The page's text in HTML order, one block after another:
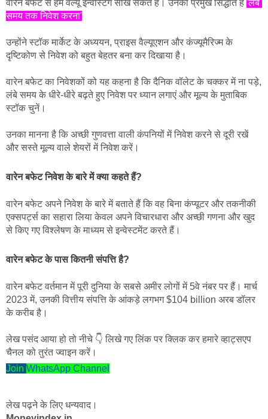
वारेन बफेट से हम वैल्यू इन्वेस्टिंग सीख सकते हैं। उनका प्रमुख सिद्धांत है 'लंबे
समय तक निवेश करना'
उन्होंने स्टॉक मार्केट के अध्ययन, प्राइस वैल्यूएशन और कंज्यूमैरिज्म के
दृष्टिकोण से निवेश को बहुत बेहतर बना कर दिखाया है।
वारेन बफेट का निवेशकों को यह कहना है कि दैनिक वॉलेट के चक्कर में ना पड़े,
लंबे समय के धीरे-धीरे बढ़ते हुए निवेश पर ध्यान लगाएं और मूल्य के मुताबिक
स्टॉक चुनें।
उनका मानना है कि अच्छी गुणवत्ता वाली कंपनियों में निवेश करने से दूरी रखें
और सस्ते मूल्य वाले शेयरों में निवेश करें।
वारेन बफेट निवेश के बारे में क्या कहते हैं?
वारेन बफेट अपने निवेश के बारे में बताते हैं कि वह बिना कंप्यूटर और तकनीकी
एक्सपर्ट्स का सहारा लिया केवल अपने विचारधारा और अच्छी गणना और खुद
से किए गए विश्लेषण के माध्यम से इन्वेस्टमेंट करते हैं।
वारेन बफेट के पास कितनी संपत्ति है?
वारेन बफेट वर्तमान में पूरी दुनिया के सबसे अमीर लोगों में 5वे नंबर पर हैं। मार्च
2023 में, उनकी वित्तीय संपत्ति के आंकड़े लगभग $104 billion अरब डॉलर
के करीब है।
लेख पसंद आया हो तो नीचे 👇 लिखे गए लिंक पर क्लिक कर हमारे व्हाट्सएप
चैनल को तुरंत ज्वाइन करें।
Join WhatsApp Channel
लेख पढ़ने के लिए धन्यवाद।